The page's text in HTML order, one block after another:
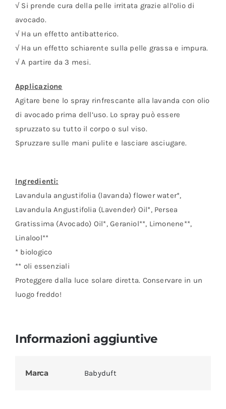
√ Si prende cura della pelle irritata grazie all’olio di
avocado.
√ Ha un effetto antibatterico.
√ Ha un effetto schiarente sulla pelle grassa e impura.
√ A partire da 3 mesi.
Applicazione
Agitare bene lo spray rinfrescante alla lavanda con olio
di avocado prima dell’uso. Lo spray può essere
spruzzato su tutto il corpo o sul viso.
Spruzzare sulle mani pulite e lasciare asciugare.
Ingredienti:
Lavandula angustifolia (lavanda) flower water*,
Lavandula Angustifolia (Lavender) Oil*, Persea
Gratissima (Avocado) Oil*, Geraniol**, Limonene**,
Linalool**
* biologico
** oli essenziali
Proteggere dalla luce solare diretta. Conservare in un
luogo freddo!
Informazioni aggiuntive
Marca Babyduft